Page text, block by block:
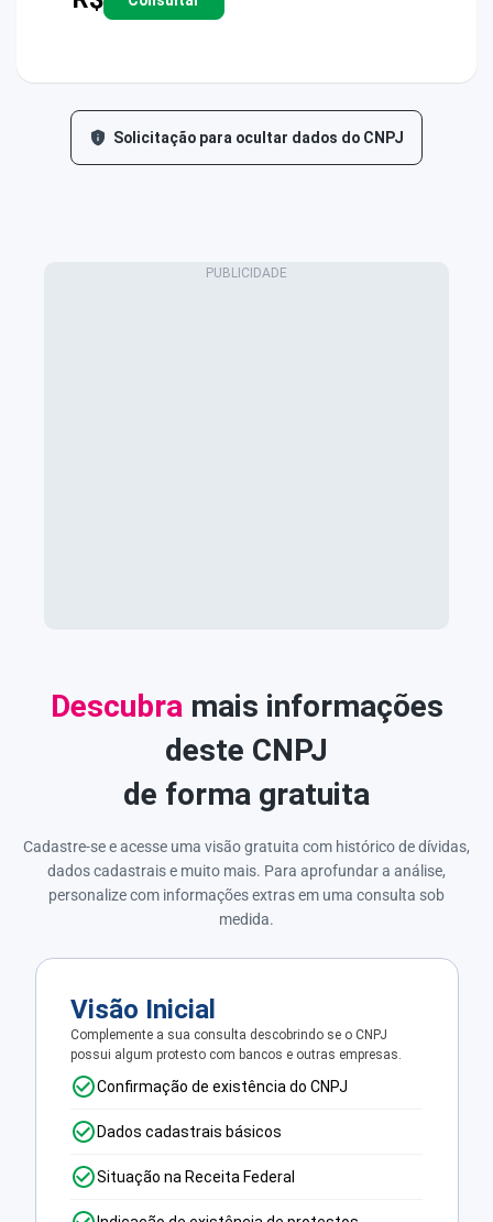
Solicitação para ocultar dados do CNPJ
Descubramais informações
deste CNPJ
de forma gratuita
Cadastre-se e acesse uma visão gratuita com histórico de dívidas,
dados cadastrais e muito mais. Para aprofundar a análise,
personalize com informações extras em uma consulta sob
medida.
Visão Inicial
Complemente a sua consulta descobrindo se o CNPJ
possui algum protesto com bancos e outras empresas.
Confirmação de existência do CNPJ
Dados cadastrais básicos
Situação na Receita Federal